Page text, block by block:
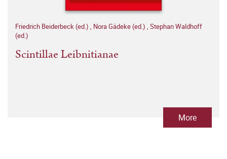
Friedrich Beiderbeck (ed.) , Nora Gädeke (ed.) , Stephan Waldhoff
(ed.)
Scintillae Leibnitianae
More